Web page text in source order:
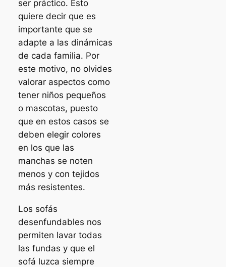
ser práctico. Esto
quiere decir que es
importante que se
adapte a las dinámicas
de cada familia. Por
este motivo, no olvides
valorar aspectos como
tener niños pequeños
o mascotas, puesto
que en estos casos se
deben elegir colores
en los que las
manchas se noten
menos y con tejidos
más resistentes.
Los sofás
desenfundables nos
permiten lavar todas
las fundas y que el
sofá luzca siempre